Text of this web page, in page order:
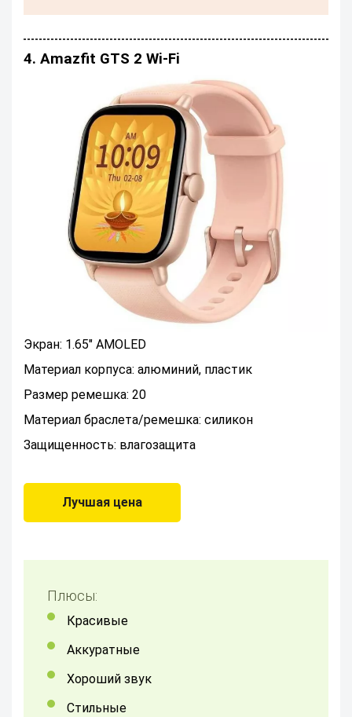
4. Amazfit GTS 2 Wi-Fi
Экран: 1.65" AMOLED
Материал корпуса: алюминий, пластик
Размер ремешка: 20
Материал браслета/ремешка: силикон
Защищенность: влагозащита
Лучшая цена
Плюсы:
красивые
аккуратные
хороший звук
Стильные